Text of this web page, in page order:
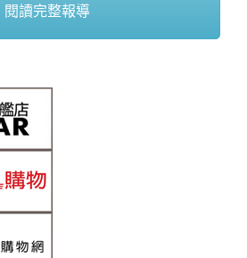
閱讀完整報導